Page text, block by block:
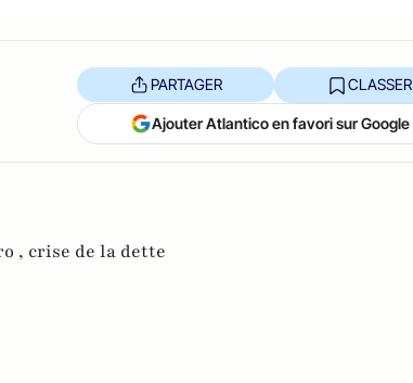
PARTAGER CLASSER
Ajouter Atlantico en favori sur Google
, crise de la dette